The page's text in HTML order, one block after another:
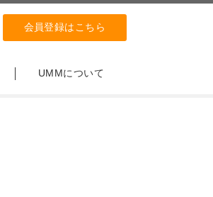
会員登録はこちら
UMMについて